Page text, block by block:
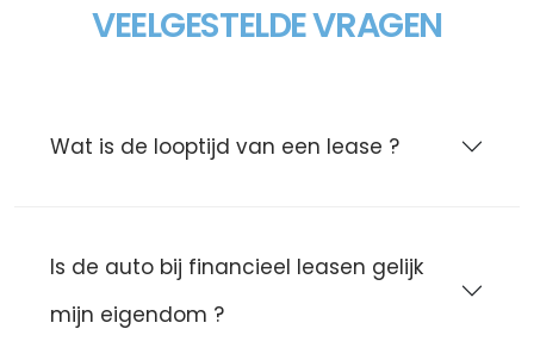
VEELGESTELDE VRAGEN
Wat is de looptijd van een lease ?
Is de auto bij financieel leasen gelijk
mijn eigendom ?